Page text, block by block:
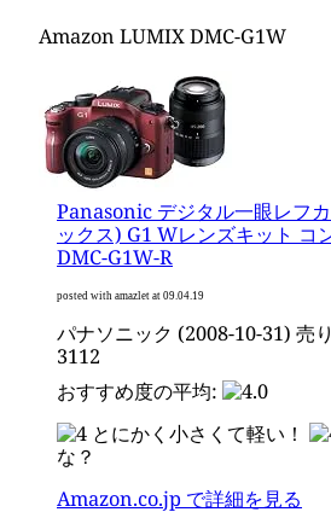
Amazon LUMIX DMC-G1W
Panasonic デジタル一眼レフ
ックス) G1 Wレンズキット コ
DMC-G1W-R
posted with amazlet at 09.04.19
パナソニック (2008-10-31) 売
3112
おすすめ度の平均:
とにかく小さくて軽い！
な？
Amazon.co.jp で詳細を見る